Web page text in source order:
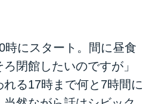
時にスタート。間に昼食
閉館したいのですが」
る17時まで何と7時間に